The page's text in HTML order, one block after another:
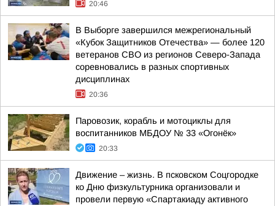
20:46
В Выборге завершился межрегиональный
«Кубок Защитников Отечества» — более 120
ветеранов СВО из регионов Северо-Запада
соревновались в разных спортивных
дисциплинах
20:36
Паровозик, корабль и мотоциклы для
воспитанников МБДОУ № 33 «Огонёк»
20:33
Движение – жизнь. В псковском Соцгородке
ко Дню физкультурника организовали и
провели первую «Спартакиаду активного